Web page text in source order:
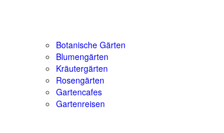
Botanische Gärten
Blumengärten
Kräutergärten
Rosengärten
Gartencafes
Gartenreisen